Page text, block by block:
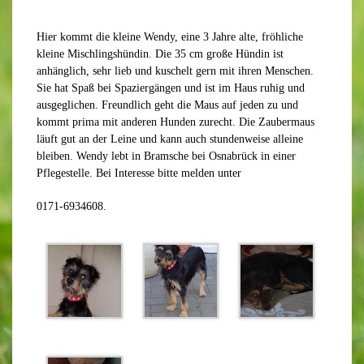
Hier kommt die kleine Wendy, eine 3 Jahre alte, fröhliche
kleine Mischlingshündin. Die 35 cm große Hündin ist
anhänglich, sehr lieb und kuschelt gern mit ihren Menschen.
Sie hat Spaß bei Spaziergängen und ist im Haus ruhig und
ausgeglichen. Freundlich geht die Maus auf jeden zu und
kommt prima mit anderen Hunden zurecht. Die Zaubermaus
läuft gut an der Leine und kann auch stundenweise alleine
bleiben. Wendy lebt in Bramsche bei Osnabrück in einer
Pflegestelle. Bei Interesse bitte melden unter
0171-6934608.